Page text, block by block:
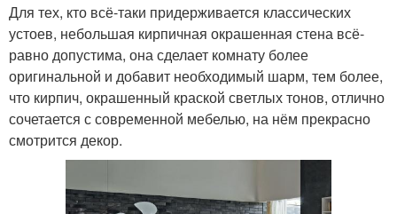
Для тех, кто всё-таки придерживается классических
устоев, небольшая кирпичная окрашенная стена всё-
равно допустима, она сделает комнату более
оригинальной и добавит необходимый шарм, тем более,
что кирпич, окрашенный краской светлых тонов, отлично
сочетается с современной мебелью, на нём прекрасно
смотрится декор.